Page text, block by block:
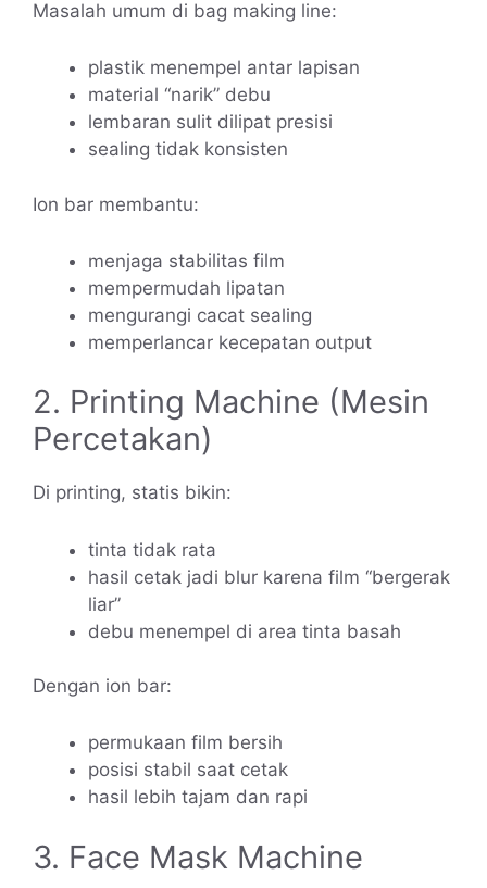
Masalah umum di bag making line:
plastik menempel antar lapisan
material “narik” debu
lembaran sulit dilipat presisi
sealing tidak konsisten
Ion bar membantu:
menjaga stabilitas film
mempermudah lipatan
mengurangi cacat sealing
memperlancar kecepatan output
2. Printing Machine (Mesin
Percetakan)
Di printing, statis bikin:
tinta tidak rata
hasil cetak jadi blur karena film “bergerak
liar”
debu menempel di area tinta basah
Dengan ion bar:
permukaan film bersih
posisi stabil saat cetak
hasil lebih tajam dan rapi
3. Face Mask Machine